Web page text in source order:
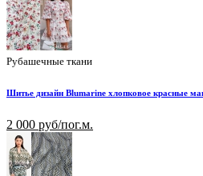
Рубашечные ткани
Шитье дизайн Blumarine хлопковое красные
2 000 руб/пог.м.